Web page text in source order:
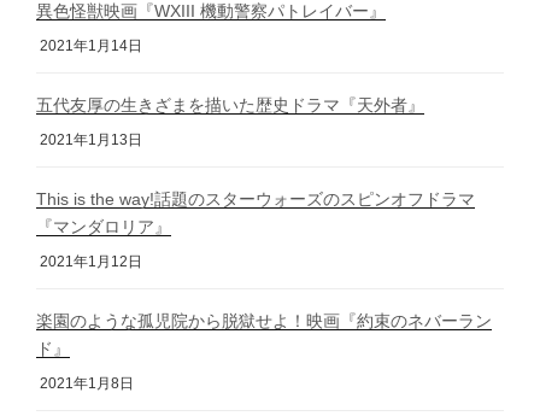
異色怪獣映画『WXIII 機動警察パトレイバー』
2021年1月14日
五代友厚の生きざまを描いた歴史ドラマ『天外者』
2021年1月13日
This is the way!話題のスターウォーズのスピンオフドラマ
『マンダロリア』
2021年1月12日
楽園のような孤児院から脱獄せよ！映画『約束のネバーラン
ド』
2021年1月8日